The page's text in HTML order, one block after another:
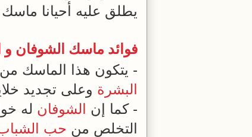
يطلق عليه أحيانا
فوائد ماسك الشوفان و
- يتكون هذا الماسك من
البشرة وعلى تجديد
- كما إن
الشوفان له
التخلص من حب